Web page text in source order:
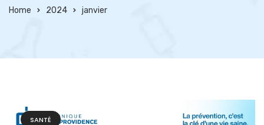
Home 2024 janvier
SANTÉ